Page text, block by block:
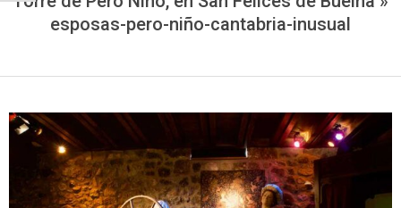
esposas-pero-niño-cantabria-inusual